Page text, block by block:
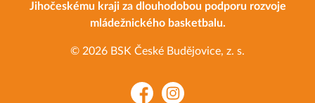
Jihočeskému kraji za dlouhodobou podporu rozvoje
mládežnického basketbalu.
© 2026 BSK České Budějovice, z. s.
FacebookInstagram